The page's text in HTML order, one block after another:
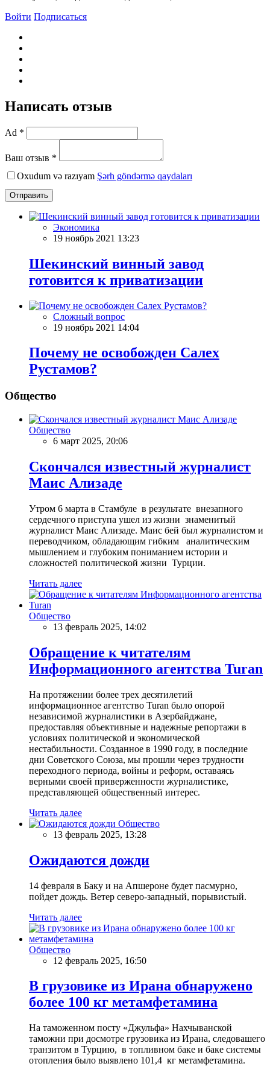
Войти Подписаться
Написать отзыв
Ad *
Ваш отзыв *
Oxudum və razıyam Şərh göndərmə qaydaları
Отправить
Экономика
19 ноябрь 2021 13:23
Шекинский винный завод
готовится к приватизации
Сложный вопрос
19 ноябрь 2021 14:04
Почему не освобожден Салех
Рустамов?
Общество
Общество
6 март 2025, 20:06
Скончался известный журналист
Маис Ализаде
Утром 6 марта в Стамбуле в результате внезапного
сердечного приступа ушел из жизни знаменитый
журналист Маис Ализаде. Маис бей был журналистом и
переводчиком, обладающим гибким аналитическим
мышлением и глубоким пониманием истории и
сложностей политической жизни Турции.
Читать далее
Общество
13 февраль 2025, 14:02
Обращение к читателям
Информационного агентства Turan
На протяжении более трех десятилетий
информационное агентство Turan было опорой
независимой журналистики в Азербайджане,
предоставляя объективные и надежные репортажи в
условиях политической и экономической
нестабильности. Созданное в 1990 году, в последние
дни Советского Союза, мы прошли через трудности
переходного периода, войны и реформ, оставаясь
верными своей приверженности журналистике,
представляющей общественный интерес.
Читать далее
Общество
13 февраль 2025, 13:28
Ожидаются дожди
14 февраля в Баку и на Апшероне будет пасмурно,
пойдет дождь. Ветер северо-западный, порывистый.
Читать далее
Общество
12 февраль 2025, 16:50
В грузовике из Ирана обнаружено
более 100 кг метамфетамина
На таможенном посту «Джульфа» Нахчыванской
таможни при досмотре грузовика из Ирана, следовашего
транзитом в Турцию, в топливном баке и баке системы
отопления было выявлено 101,4 кг метамфетамина.